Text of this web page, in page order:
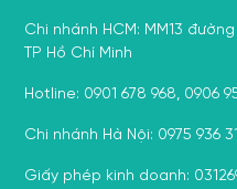
Chi nhánh HCM: MM13
TP Hồ Chí Minh
Hotline: 0901 678 968, 0906
Chi nhánh Hà Nội: 0975 936
Giấy phép kinh doanh: